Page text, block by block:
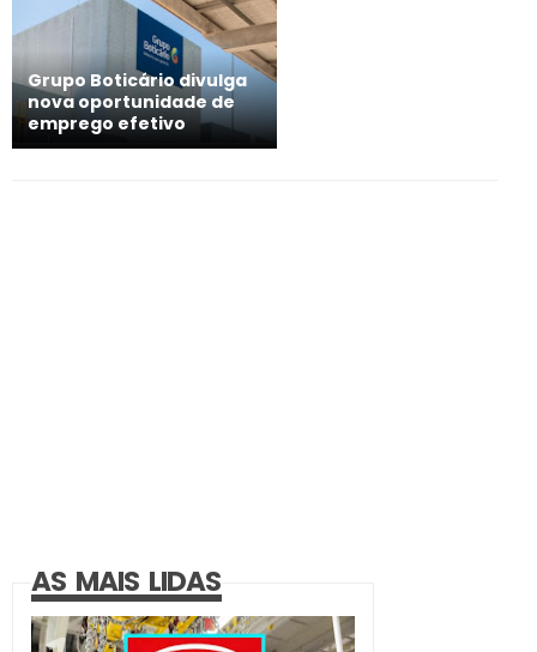
Grupo Boticário divulga
nova oportunidade de
emprego efetivo
AS MAIS LIDAS